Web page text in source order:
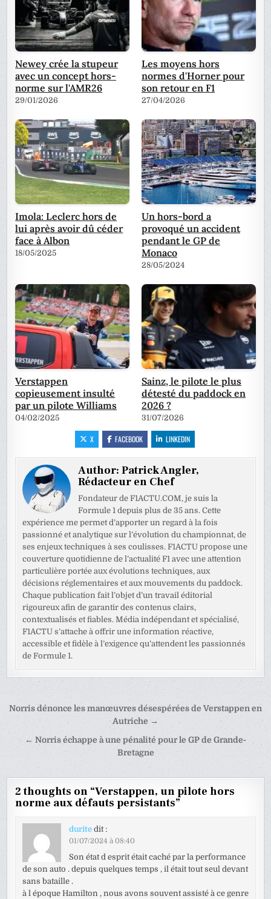
Newey crée la stupeur
avec un concept hors-
norme sur l'AMR26
29/01/2026
Les moyens hors
normes d'Horner pour
son retour en F1
27/04/2026
Imola: Leclerc hors de
lui après avoir dû céder
face à Albon
18/05/2025
Un hors-bord a
provoqué un accident
pendant le GP de
Monaco
28/05/2024
Verstappen
copieusement insulté
par un pilote Williams
04/02/2025
Sainz, le pilote le plus
détesté du paddock en
2026 ?
31/07/2026
X FACEBOOK LINKEDIN
Author:Patrick Angler,
Rédacteur en Chef
Fondateur de F1ACTU.COM, je suis la
Formule 1 depuis plus de 35 ans. Cette
expérience me permet d’apporter un regard à la fois
passionné et analytique sur l’évolution du championnat, de
ses enjeux techniques à ses coulisses. F1ACTU propose une
couverture quotidienne de l’actualité F1 avec une attention
particulière portée aux évolutions techniques, aux
décisions réglementaires et aux mouvements du paddock.
Chaque publication fait l’objet d’un travail éditorial
rigoureux afin de garantir des contenus clairs,
contextualisés et fiables. Média indépendant et spécialisé,
F1ACTU s’attache à offrir une information réactive,
accessible et fidèle à l’exigence qu’attendent les passionnés
de Formule 1.
Navigation
l’article
Norris dénonce les manœuvres désespérées de Verstappen en
Autriche →
← Norris échappe à une pénalité pour le GP de Grande-
Bretagne
2 thoughts on “Verstappen, un pilote hors
norme aux défauts persistants”
durite dit :
01/07/2024 à 08:40
Son état d esprit était caché par la performance
de son auto . depuis quelques temps , il était tout seul devant
sans bataille .
à l époque Hamilton , nous avons souvent assisté à ce genre